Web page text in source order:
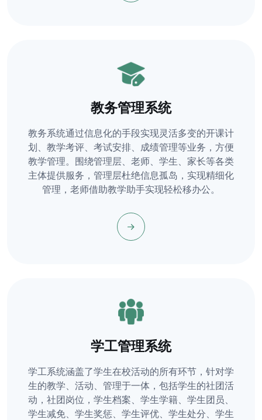
教务管理系统
教务系统通过信息化的手段实现灵活多变的开课计
划、教学考评、考试安排、成绩管理等业务，方便
教学管理。围绕管理层、老师、学生、家长等各类
主体提供服务，管理层杜绝信息孤岛，实现精细化
管理，老师借助教学助手实现轻松移办公。
学工管理系统
学工系统涵盖了学生在校活动的所有环节，针对学
生的教学、活动、管理于一体，包括学生的社团活
动，社团岗位，学生档案、学生学籍、学生团员、
学生减免、学生奖惩、学生评优、学生处分、学生